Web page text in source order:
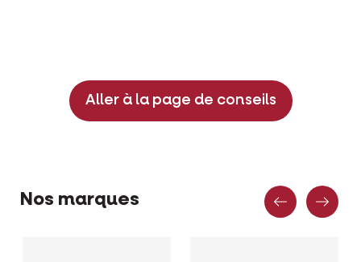
Aller à la page de conseils
Nos marques